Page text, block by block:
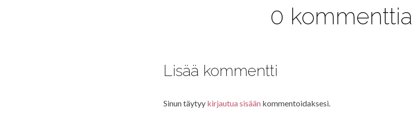
0 kommenttia
Lisää kommentti
Sinun täytyy kirjautua sisään kommentoidaksesi.